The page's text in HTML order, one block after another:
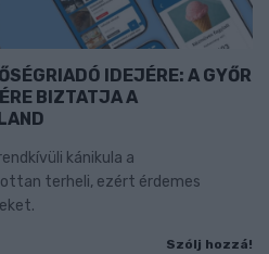
IDEJÉRE: A GYŐR
BIZTATJA A
kánikula a
terheli, ezért érdemes
Szólj hozzá!